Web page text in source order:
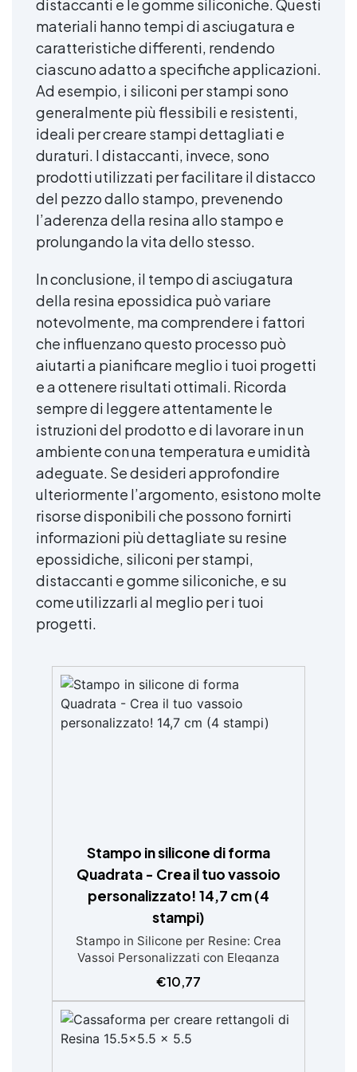
distaccanti e le gomme siliconiche. Questi
materiali hanno tempi di asciugatura e
caratteristiche differenti, rendendo
ciascuno adatto a specifiche applicazioni.
Ad esempio, i siliconi per stampi sono
generalmente più flessibili e resistenti,
ideali per creare stampi dettagliati e
duraturi. I distaccanti, invece, sono
prodotti utilizzati per facilitare il distacco
del pezzo dallo stampo, prevenendo
l’aderenza della resina allo stampo e
prolungando la vita dello stesso.
In conclusione, il tempo di asciugatura
della resina epossidica può variare
notevolmente, ma comprendere i fattori
che influenzano questo processo può
aiutarti a pianificare meglio i tuoi progetti
e a ottenere risultati ottimali. Ricorda
sempre di leggere attentamente le
istruzioni del prodotto e di lavorare in un
ambiente con una temperatura e umidità
adeguate. Se desideri approfondire
ulteriormente l’argomento, esistono molte
risorse disponibili che possono fornirti
informazioni più dettagliate su resine
epossidiche, siliconi per stampi,
distaccanti e gomme siliconiche, e su
come utilizzarli al meglio per i tuoi
progetti.
Stampo in silicone di forma
Quadrata - Crea il tuo vassoio
personalizzato! 14,7 cm (4
stampi)
Stampo in Silicone per Resine: Crea
Vassoi Personalizzati con Eleganza
Scopri la magia di creare vassoi unici
con il nostro Stampo in Silicone per
personalizzazione e l’artigianato, questo
stampo ti offre l'opportunità di realizzare
€10,77